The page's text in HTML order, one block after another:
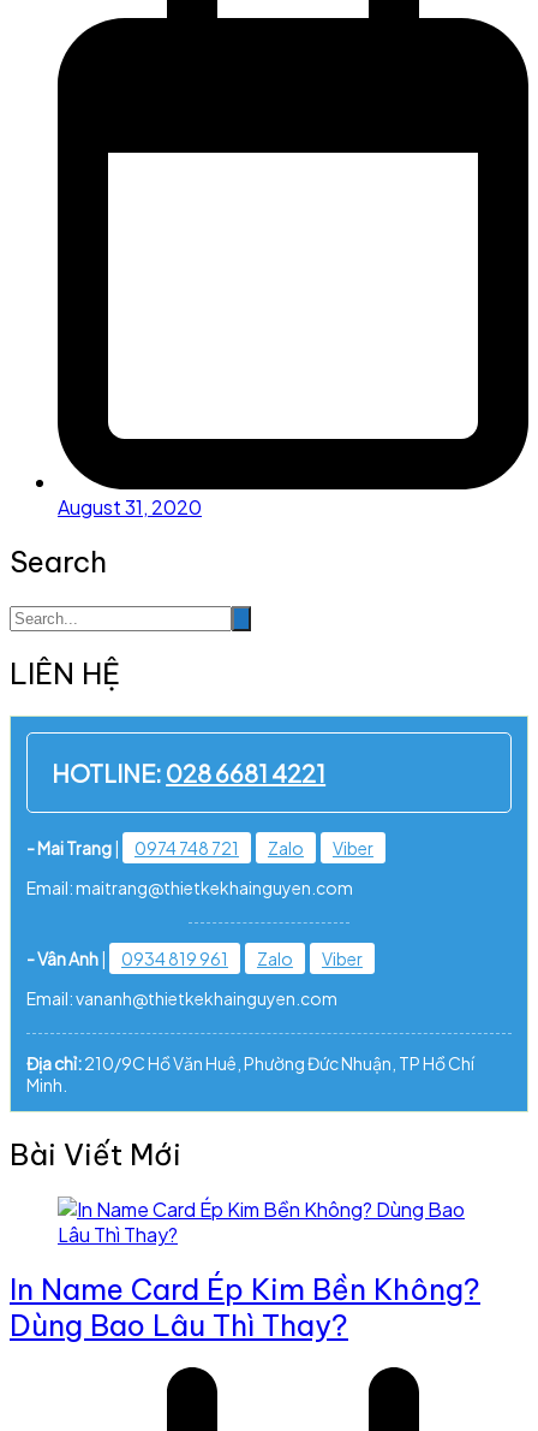
August 31, 2020
Search
LIÊN HỆ
HOTLINE: 028 6681 4221
- Mai Trang| 0974 748 721 Zalo
Viber
Email: maitrang@thietkekhainguyen.com
- Vân Anh| 0934 819 961 Zalo
Viber
Email: vananh@thietkekhainguyen.com
Địa chỉ:210/9C Hồ Văn Huê, Phường Đức Nhuận, TP Hồ Chí
Minh.
Bài Viết Mới
In Name Card Ép Kim Bền Không?
Dùng Bao Lâu Thì Thay?